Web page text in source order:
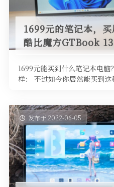
1699元的笔记本，
酷比魔方GTBook
1699元能买到什么笔记本电
样： 不过如今你居然能买到
发布于 2022-06-05